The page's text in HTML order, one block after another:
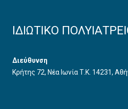
ΙΔΙΩΤΙΚΟ
Διεύθυνση
Κρήτης 72, Νέα Ιωνία Τ.Κ. 14231,